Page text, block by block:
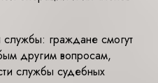
граждане смогут
другим вопросам,
службы судебных